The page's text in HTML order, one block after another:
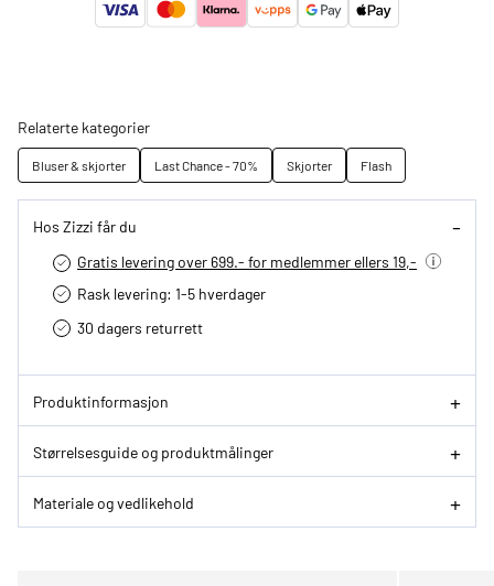
Relaterte kategorier
Bluser & skjorter Last Chance - 70% Skjorter Flash
Hos Zizzi får du
Gratis levering over 699.- for medlemmer ellers 19,-
Rask levering: 1-5 hverdager
30 dagers returrett
Produktinformasjon
Størrelsesguide og produktmålinger
Materiale og vedlikehold